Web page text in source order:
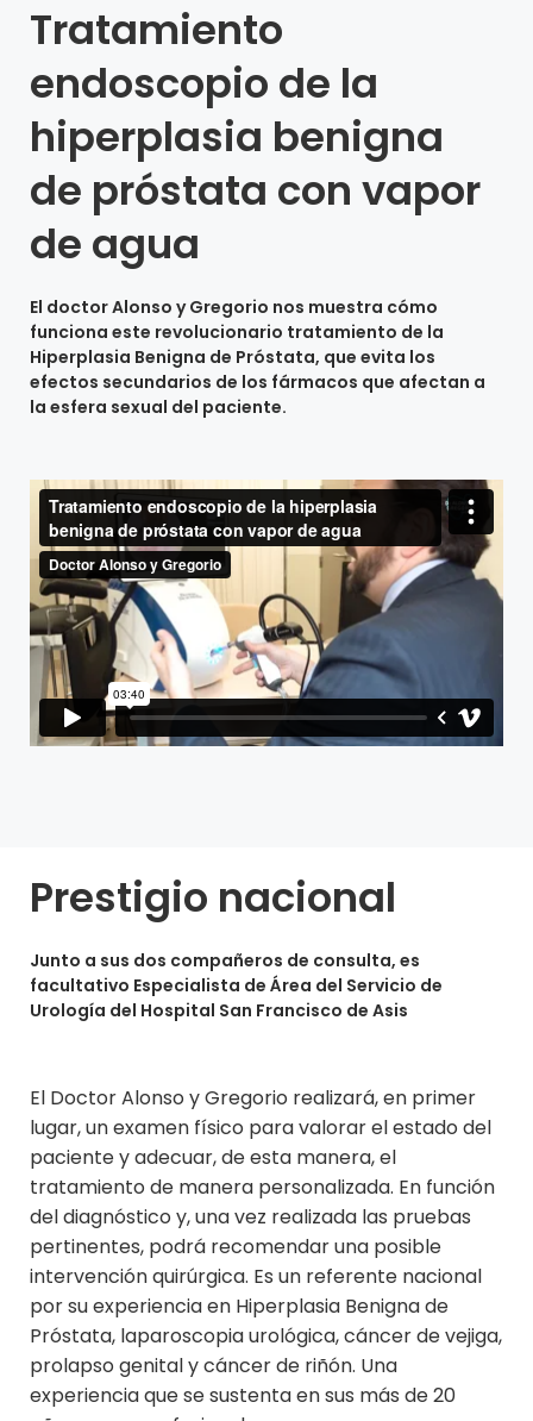
Tratamiento
endoscopio de la
hiperplasia benigna
de próstata con vapor
de agua
El doctor Alonso y Gregorio nos muestra cómo
funciona este revolucionario tratamiento de la
Hiperplasia Benigna de Próstata, que evita los
efectos secundarios de los fármacos que afectan a
la esfera sexual del paciente.
Prestigio nacional
Junto a sus dos compañeros de consulta, es
facultativo Especialista de Área del Servicio de
Urología del Hospital San Francisco de Asis
El Doctor Alonso y Gregorio realizará, en primer
lugar, un examen físico para valorar el estado del
paciente y adecuar, de esta manera, el
tratamiento de manera personalizada. En función
del diagnóstico y, una vez realizada las pruebas
pertinentes, podrá recomendar una posible
intervención quirúrgica. Es un referente nacional
por su experiencia en Hiperplasia Benigna de
Próstata, laparoscopia urológica, cáncer de vejiga,
prolapso genital y cáncer de riñón. Una
experiencia que se sustenta en sus más de 20